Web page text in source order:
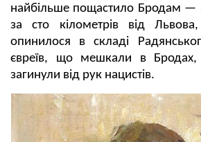
найбільше пощастило Бродам —
за сто кілометрів від
опинилося в складі
євреїв, що мешкали в Бродах,
загинули від рук нацистів.